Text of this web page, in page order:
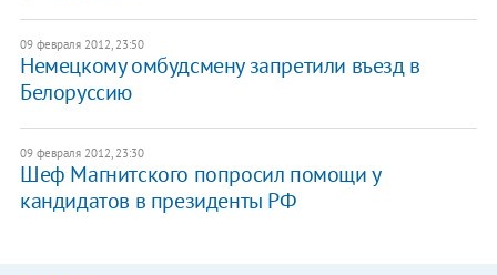
09 февраля 2012, 23:50
Немецкому омбудсмену запретили въезд в
Белоруссию
09 февраля 2012, 23:30
Шеф Магнитского попросил помощи у
кандидатов в президенты РФ